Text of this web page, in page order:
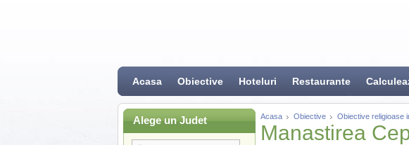
Acasa Obiective Hoteluri Restaurante
Alege un Judet Acasa Obiective Obiective religioase
Manastirea